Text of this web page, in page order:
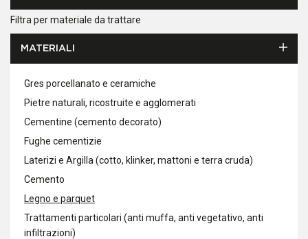
Filtra per materiale da trattare
MATERIALI
Gres porcellanato e ceramiche
Pietre naturali, ricostruite e agglomerati
Cementine (cemento decorato)
Fughe cementizie
Laterizi e Argilla (cotto, klinker, mattoni e terra cruda)
Cemento
Legno e parquet
Trattamenti particolari (anti muffa, anti vegetativo, anti
infiltrazioni)